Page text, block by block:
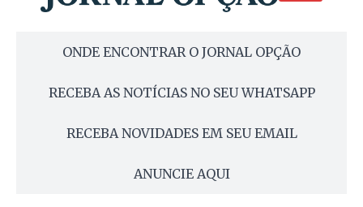
ONDE ENCONTRAR O JORNAL OPÇÃO
RECEBA AS NOTÍCIAS NO SEU WHATSAPP
RECEBA NOVIDADES EM SEU EMAIL
ANUNCIE AQUI